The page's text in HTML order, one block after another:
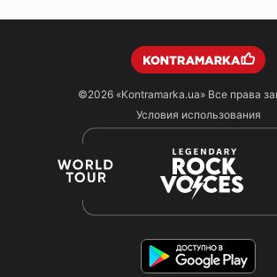
©2026 «Kontramarka.ua»Все права
Условия использования